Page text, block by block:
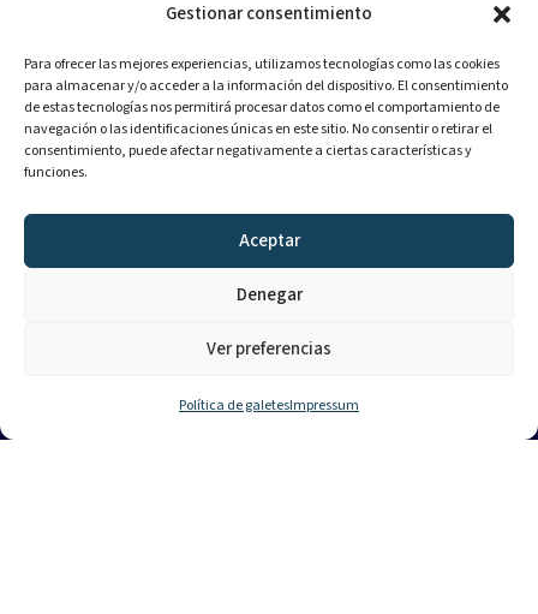
Gestionar consentimiento
Para ofrecer las mejores experiencias, utilizamos tecnologías como las cookies
para almacenar y/o acceder a la información del dispositivo. El consentimiento
de estas tecnologías nos permitirá procesar datos como el comportamiento de
navegación o las identificaciones únicas en este sitio. No consentir o retirar el
consentimiento, puede afectar negativamente a ciertas características y
funciones.
Aceptar
Denegar
Ver preferencias
Política de galetesImpressum